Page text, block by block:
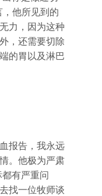
，他所见到的
力，因为这种
，还需要切除
的胃以及淋巴
报告，我永远
。他极为严肃
有严重问
找一位牧师谈